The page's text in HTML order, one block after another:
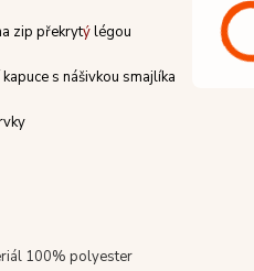
zip překrytýlégou
kapuce s nášivkou smajlíka
100% polyester